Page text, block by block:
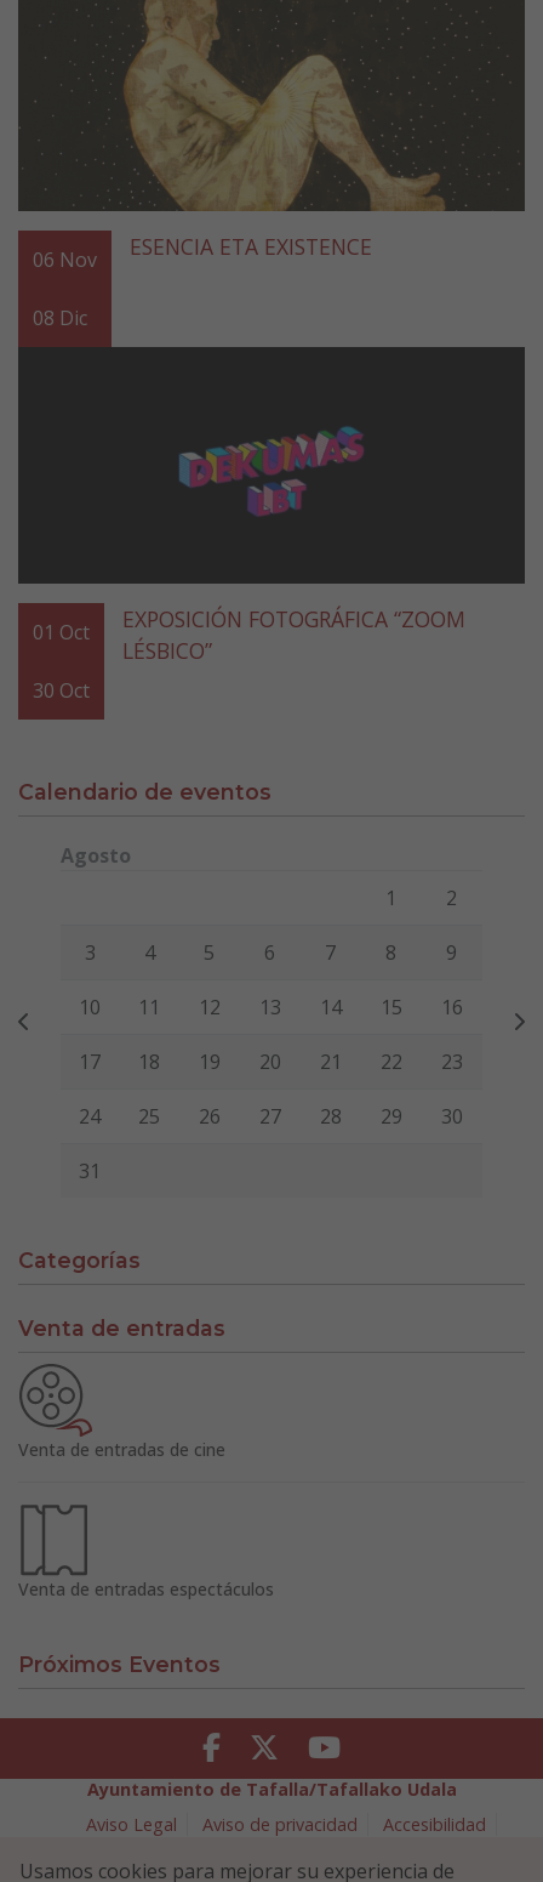
06 Nov
08 Dic
ESENCIA ETA EXISTENCE
01 Oct
30 Oct
EXPOSICIÓN FOTOGRÁFICA “ZOOM
LÉSBICO”
Calendario de eventos
Agosto
Viernes Sábado
1 2
3 4 5 6 7 8 9
10 11 12 13 14 15 16
17 18 19 20 21 22 23
24 25 26 27 28 29 30
31
Categorías
Venta de entradas
Venta de entradas de cine
Venta de entradas espectáculos
Próximos Eventos
Facebook Twitter Youtube
Ayuntamiento de Tafalla/Tafallako Udala
Aviso Legal
Aviso de privacidad
Accesibilidad
Política de Seguridad de la Información
Usamos cookies para mejorar su experiencia de